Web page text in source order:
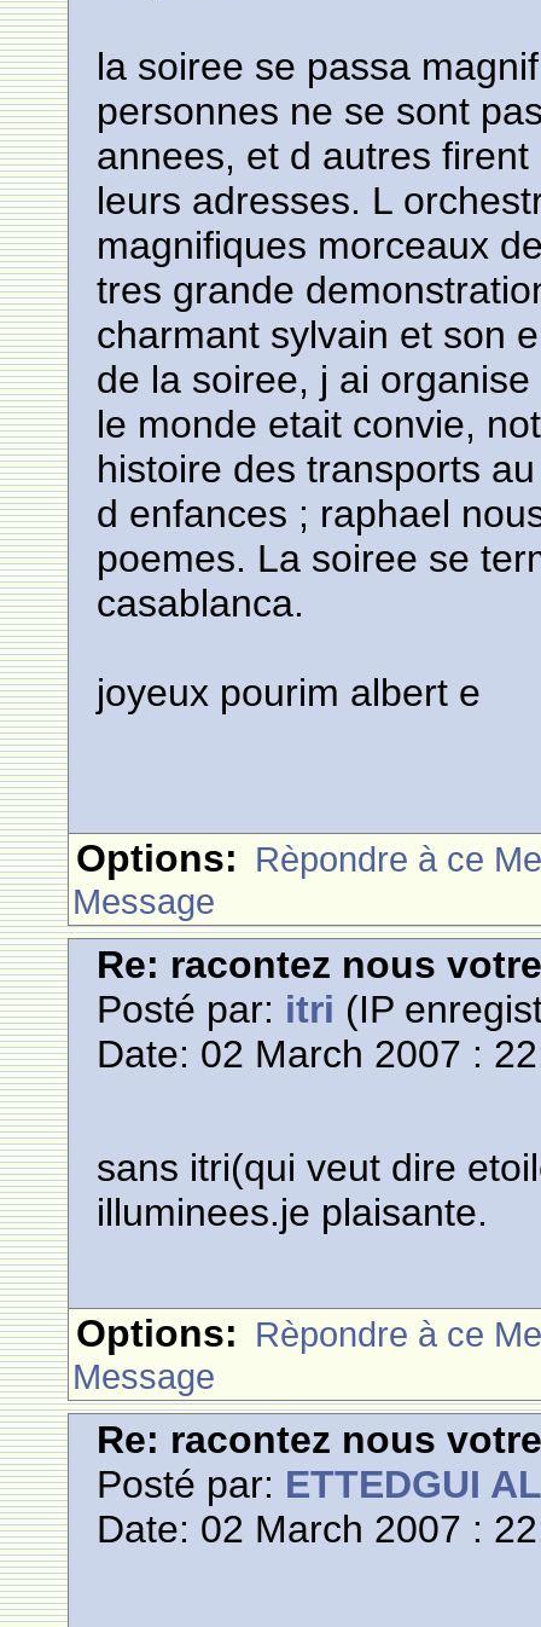
la soiree se passa
personnes ne se sont
annees, et d autres
leurs adresses. L
magnifiques morceaux
tres grande
charmant sylvain et son
de la soiree, j ai
le monde etait convie,
histoire des transports
d enfances ; raphael
poemes. La soiree se
casablanca.
joyeux pourim albert e
Options: Rèpondre à ce
Message
Re: racontez nous
Posté par: itri (IP
Date: 02 March 2007 :
sans itri(qui veut dire
illuminees.je plaisante.
Options: Rèpondre à ce
Message
Re: racontez nous
Posté par: ETTEDGUI
Date: 02 March 2007 :